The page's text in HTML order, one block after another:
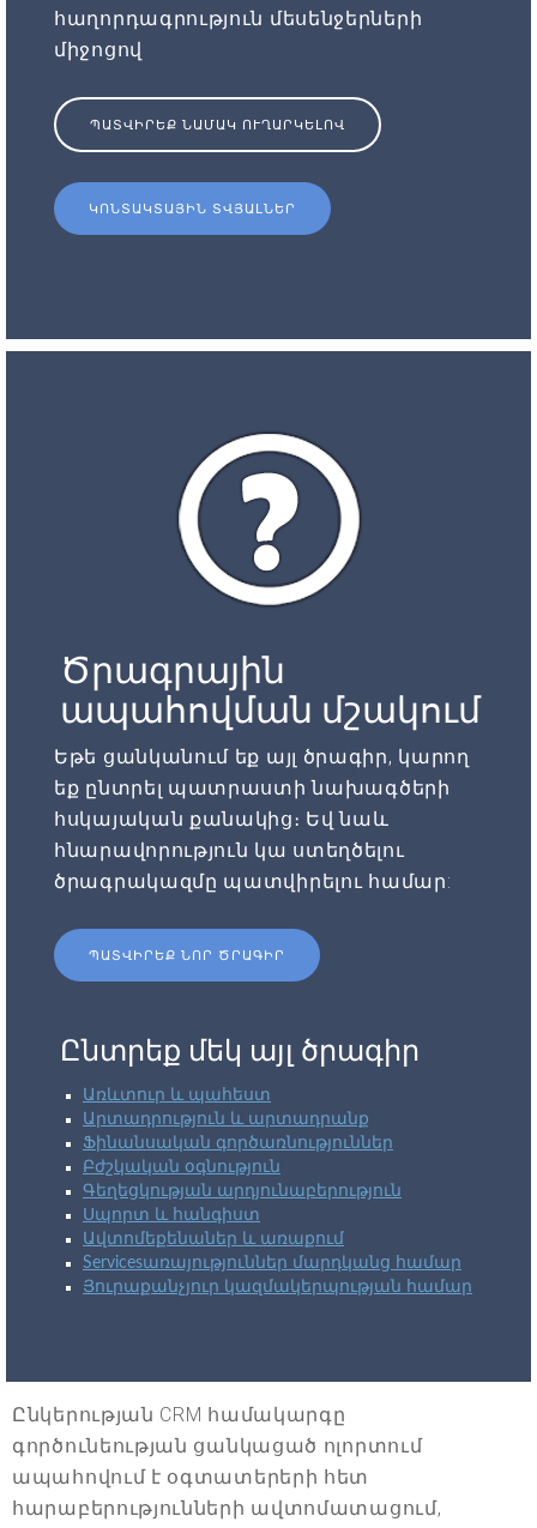
հաղորդագրություն մեսենջերների
միջոցով
ՊԱՏՎԻՐԵՔ ՆԱՄԱԿ ՈՒՂԱՐԿԵԼՈՎ
ԿՈՆՏԱԿՏԱՅԻՆ ՏՎՅԱԼՆԵՐ
Ծրագրային
ապահովման մշակում
Եթե ցանկանում եք այլ ծրագիր, կարող
եք ընտրել պատրաստի նախագծերի
հսկայական քանակից։ Եվ նաև
հնարավորություն կա ստեղծելու
ծրագրակազմը պատվիրելու համար:
ՊԱՏՎԻՐԵՔ ՆՈՐ ԾՐԱԳԻՐ
Ընտրեք մեկ այլ ծրագիր
Առևտուր և պահեստ
Արտադրություն և արտադրանք
Ֆինանսական գործառնություններ
Բժշկական օգնություն
Գեղեցկության արդյունաբերություն
Սպորտ և հանգիստ
Ավտոմեքենաներ և առաքում
Servicesառայություններ մարդկանց համար
Յուրաքանչյուր կազմակերպության համար
Ընկերության CRM համակարգը
գործունեության ցանկացած ոլորտում
ապահովում է օգտատերերի հետ
հարաբերությունների ավտոմատացում,